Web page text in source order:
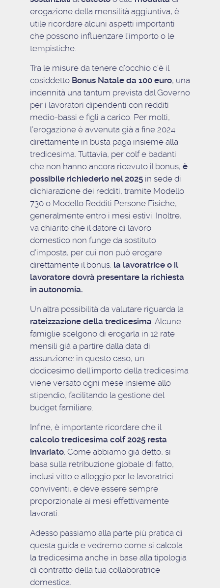
erogazione della mensilità aggiuntiva, è
utile ricordare alcuni aspetti importanti
che possono influenzare l’importo o le
tempistiche.
Tra le misure da tenere d’occhio c’è il
cosiddetto Bonus Natale da 100 euro, una
indennità una tantum prevista dal Governo
per i lavoratori dipendenti con redditi
medio-bassi e figli a carico. Per molti,
l’erogazione è avvenuta già a fine 2024
direttamente in busta paga insieme alla
tredicesima. Tuttavia, per colf e badanti
che non hanno ancora ricevuto il bonus, è
possibile richiederlo nel 2025in sede di
dichiarazione dei redditi, tramite Modello
730 o Modello Redditi Persone Fisiche,
generalmente entro i mesi estivi. Inoltre,
va chiarito che il datore di lavoro
domestico non funge da sostituto
d’imposta, per cui non può erogare
direttamente il bonus: la lavoratrice o il
lavoratore dovrà presentare la richiesta
in autonomia.
Un’altra possibilità da valutare riguarda la
rateizzazione della tredicesima. Alcune
famiglie scelgono di erogarla in 12 rate
mensili già a partire dalla data di
assunzione: in questo caso, un
dodicesimo dell’importo della tredicesima
viene versato ogni mese insieme allo
stipendio, facilitando la gestione del
budget familiare.
Infine, è importante ricordare che il
calcolo tredicesima colf 2025 resta
invariato. Come abbiamo già detto, si
basa sulla retribuzione globale di fatto,
inclusi vitto e alloggio per le lavoratrici
conviventi, e deve essere sempre
proporzionale ai mesi effettivamente
lavorati.
Adesso passiamo alla parte più pratica di
questa guida e vedremo come si calcola
la tredicesima anche in base alla tipologia
di contratto della tua collaboratrice
domestica.